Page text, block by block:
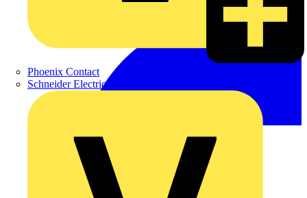
Phoenix Contact
Schneider Electric